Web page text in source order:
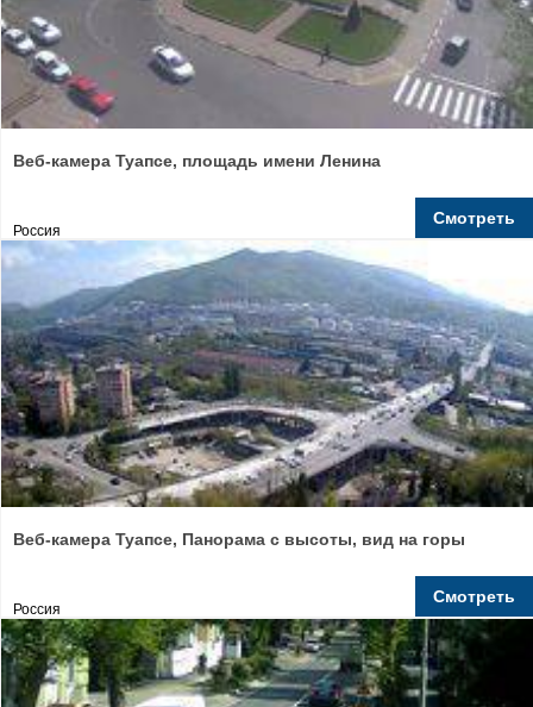
Веб-камера Туапсе, площадь имени Ленина
Россия
Смотреть
Веб-камера Туапсе, Панорама с высоты, вид на горы
Россия
Смотреть